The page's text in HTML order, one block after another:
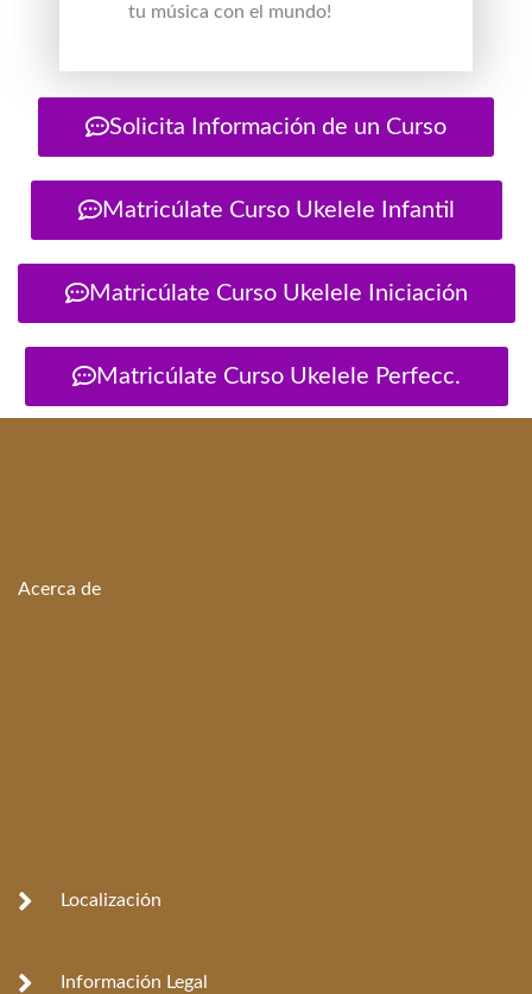
tu música con el mundo!
Solicita Información de un Curso
Matricúlate Curso Ukelele Infantil
Matricúlate Curso Ukelele Iniciación
Matricúlate Curso Ukelele Perfecc.
Acerca de
Localización
Información Legal